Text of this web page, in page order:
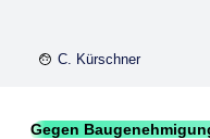
C. Kürschner
Gegen